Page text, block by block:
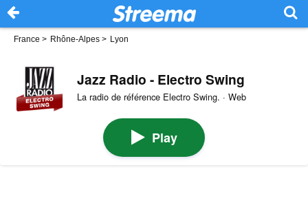
France > Rhône-Alpes > Lyon
Jazz Radio - Electro Swing
La radio de référence Electro Swing. · Web
Play